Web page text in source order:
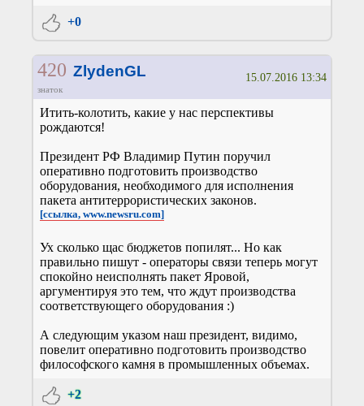
+0
420 ZlydenGL
знаток
15.07.2016 13:34
Итить-колотить, какие у нас перспективы
рождаются!
Президент РФ Владимир Путин поручил
оперативно подготовить производство
оборудования, необходимого для исполнения
пакета антитеррористических законов.
[ссылка, www.newsru.com]
Ух сколько щас бюджетов попилят... Но как
правильно пишут - операторы связи теперь могут
спокойно неисполнять пакет Яровой,
аргументируя это тем, что ждут производства
соответствующего оборудования :)
А следующим указом наш президент, видимо,
повелит оперативно подготовить производство
философского камня в промышленных объемах.
+2